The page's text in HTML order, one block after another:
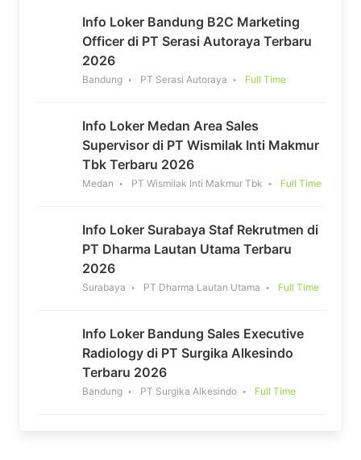
Info Loker Bandung B2C Marketing
Officer di PT Serasi Autoraya Terbaru
2026
Bandung PT Serasi Autoraya Full Time
Info Loker Medan Area Sales
Supervisor di PT Wismilak Inti Makmur
Tbk Terbaru 2026
Medan PT Wismilak Inti Makmur Tbk Full Time
Info Loker Surabaya Staf Rekrutmen di
PT Dharma Lautan Utama Terbaru
2026
Surabaya PT Dharma Lautan Utama Full Time
Info Loker Bandung Sales Executive
Radiology di PT Surgika Alkesindo
Terbaru 2026
Bandung PT Surgika Alkesindo Full Time